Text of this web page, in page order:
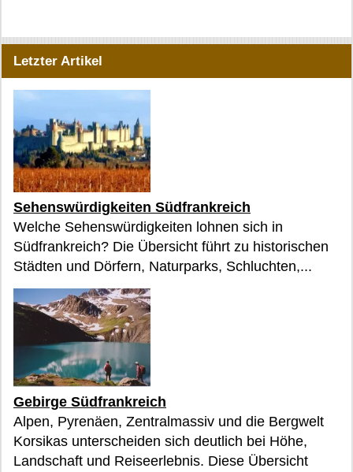
Letzter Artikel
Sehenswürdigkeiten Südfrankreich
Welche Sehenswürdigkeiten lohnen sich in
Südfrankreich? Die Übersicht führt zu historischen
Städten und Dörfern, Naturparks, Schluchten,...
Gebirge Südfrankreich
Alpen, Pyrenäen, Zentralmassiv und die Bergwelt
Korsikas unterscheiden sich deutlich bei Höhe,
Landschaft und Reiseerlebnis. Diese Übersicht